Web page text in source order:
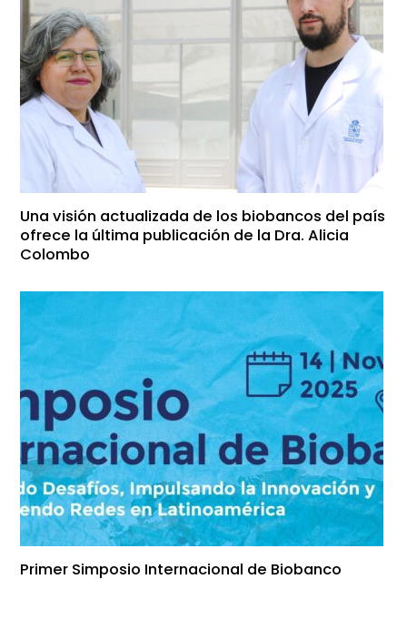
Una visión actualizada de los biobancos del país
ofrece la última publicación de la Dra. Alicia
Colombo
Primer Simposio Internacional de Biobanco